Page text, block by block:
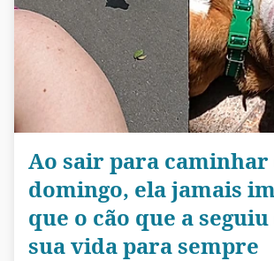
Ao sair para
domingo, ela jamais
que o cão que a
sua vida para sempre